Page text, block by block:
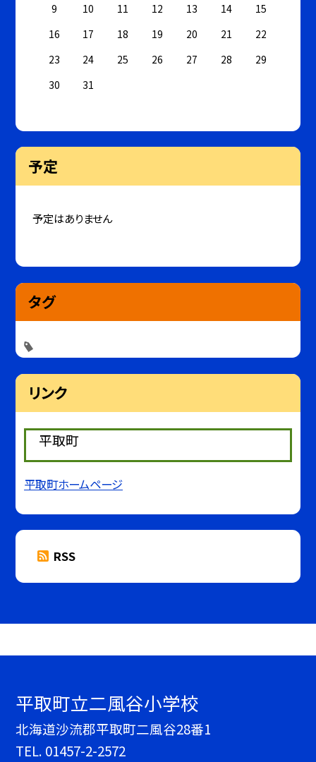
9
10 11 12 13 14
15
16
17 18 19 20 21
22
23
24 25 26 27 28
29
30
31
予定
予定はありません
タグ
リンク
平取町
平取町ホームページ
RSS
平取町立二風谷小学校
北海道沙流郡平取町二風谷28番1
TEL. 01457-2-2572